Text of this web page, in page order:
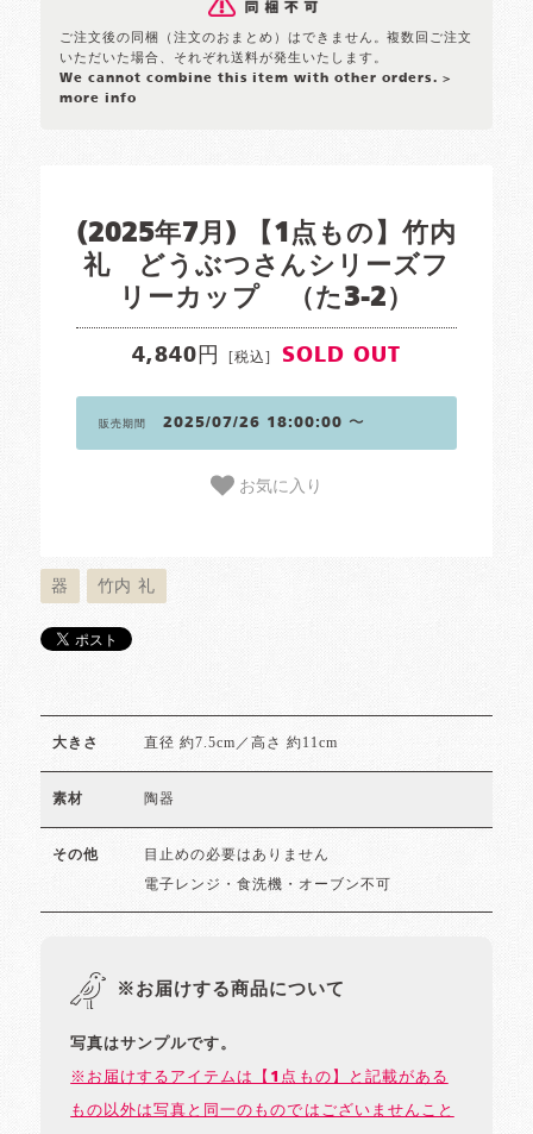
ご注文後の同梱（注文のおまとめ）はできません。複数回ご注文
いただいた場合、それぞれ送料が発生いたします。
We cannot combine this item with other orders. >
more info
(2025年7月) 【1点もの】竹内
礼 どうぶつさんシリーズフ
リーカップ （た3-2）
4,840円 [税込] SOLD OUT
販売期間 2025/07/26 18:00:00 〜
お気に入り
器 竹内 礼
大きさ 直径 約7.5cm／高さ 約11cm
素材 陶器
その他 目止めの必要はありません
電子レンジ・食洗機・オーブン不可
※お届けする商品について
写真はサンプルです。
※お届けするアイテムは【1点もの】と記載がある
もの以外は写真と同一のものではございませんこと